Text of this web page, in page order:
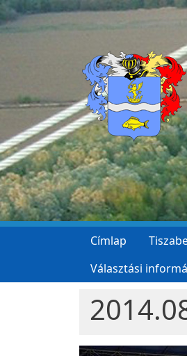
Ugrás a tartalomra
Címlap
Választási